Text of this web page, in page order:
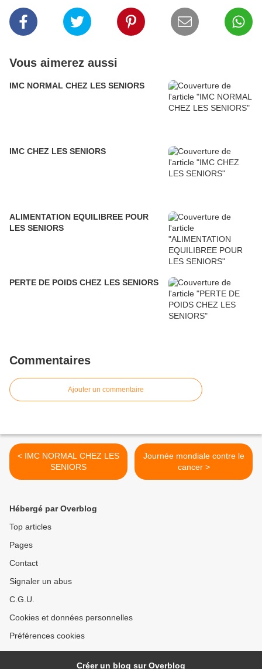
Vous aimerez aussi
IMC NORMAL CHEZ LES SENIORS
IMC CHEZ LES SENIORS
ALIMENTATION EQUILIBREE POUR
LES SENIORS
PERTE DE POIDS CHEZ LES SENIORS
Commentaires
Ajouter un commentaire
< IMC NORMAL CHEZ LES
SENIORS
Journée mondiale contre le
cancer >
Hébergé par Overblog
Top articles
Pages
Contact
Signaler un abus
C.G.U.
Cookies et données personnelles
Préférences cookies
Créer un blog sur Overblog